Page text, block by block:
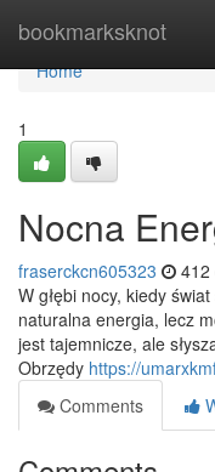
bookmarksknot
Home
Home
1
Nocna
fraserckcn605323 412
W głębi nocy, kiedy
naturalna energia, lecz
jest tajemnicze, ale
Obrzędy https://
Comments